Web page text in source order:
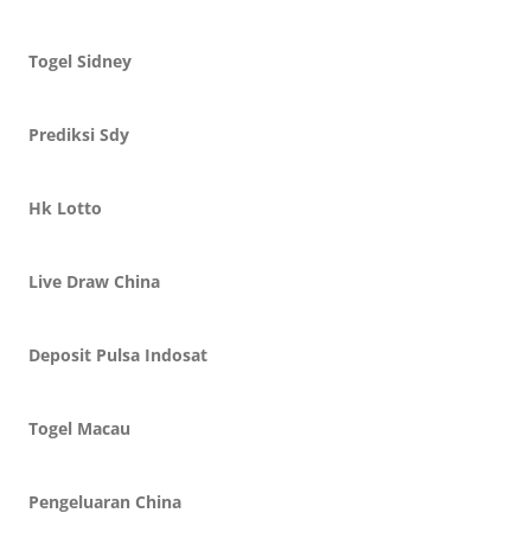
Togel Sidney
Prediksi Sdy
Hk Lotto
Live Draw China
Deposit Pulsa Indosat
Togel Macau
Pengeluaran China